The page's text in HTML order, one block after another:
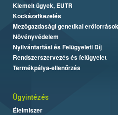
Kiemelt ügyek, EUTR
Kockázatkezelés
Mezőgazdasági genetikai erőforrások
Növényvédelem
Nyilvántartási és Felügyeleti Díj
Rendszerszervezés és felügyelet
Termékpálya-ellenőrzés
Ügyintézés
Élelmiszer